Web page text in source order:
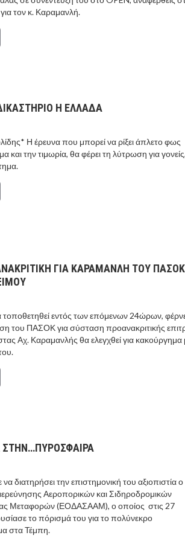
τον κ. Καραμανλή.
Η ΕΛΛΑΔΑ
Η έρευνα που μπορεί να ρίξει άπλετο φως
και την τιμωρία, θα φέρει τη λύτρωση για
ΓΙΑ ΚΑΡΑΜΑΝΛΗ ΤΟΥ ΠΑΣΟΚ
εντός των επόμενων 24ώρων,
του ΠΑΣΟΚ για σύσταση προανακριτικής
Αχ. Καραμανλής θα ελεγχθεί για κακούργημα
διατηρήσει την επιστημονική του αξιοπιστία ο
Αεροπορικών και Σιδηροδρομικών
Μεταφορών (ΕΟΔΑΣΑΑΜ), ο οποίος στις 27
το πόρισμά του για το πολύνεκρο
στα Τέμπη.